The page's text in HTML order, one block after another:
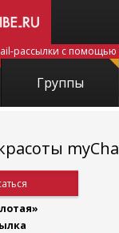
рассылки с помощью
Группы